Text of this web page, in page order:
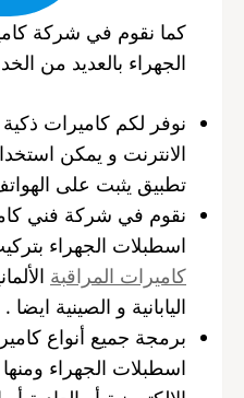
كما نقوم في شركة
الجهراء بالعديد من
نوفر لكم كاميرات
الانترنت و يمكن
تطبيق يثبت على
نقوم في شركة فني
اسطبلات الجهراء
كاميرات المراقبة
اليابانية و الصينية ايضا .
برمجة جميع أنواع
اسطبلات الجهراء